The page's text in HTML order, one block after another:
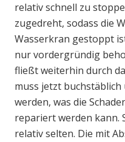
relativ schnell zu
zugedreht, sodass die
Wasserkran gestoppt
nur vordergründig
fließt weiterhin durch
muss jetzt
werden, was die
repariert werden kann.
relativ selten. Die mit